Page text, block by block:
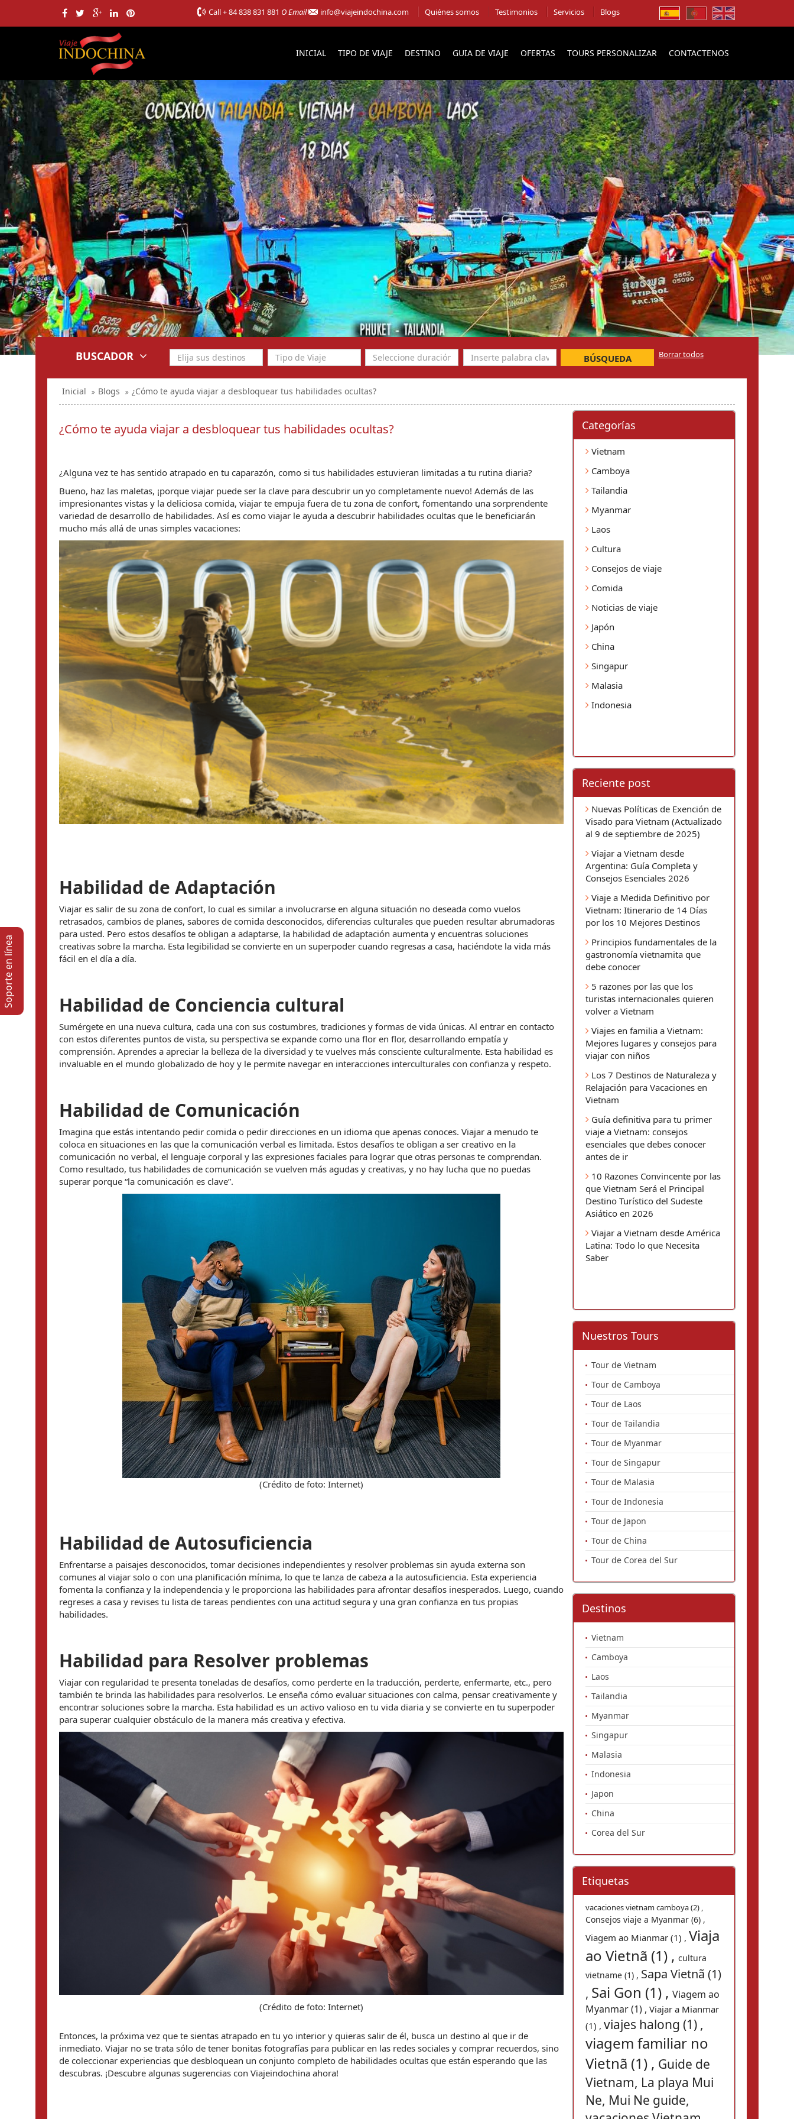
Call+ 84 838 831 881 O Email info@viajeindochina.com Quiénes somos Testimonios Servicios Blogs
INICIAL TIPO DE VIAJE DESTINO GUIA DE VIAJE OFERTAS TOURS PERSONALIZAR CONTACTENOS
BUSCADOR BÚSQUEDA Borrar todos
Inicial Blogs ¿Cómo te ayuda viajar a desbloquear tus habilidades ocultas?
¿Cómo te ayuda viajar a desbloquear tus habilidades ocultas?
¿Alguna vez te has sentido atrapado en tu caparazón, como si tus habilidades estuvieran limitadas a tu rutina diaria?
Bueno, haz las maletas, ¡porque viajar puede ser la clave para descubrir un yo completamente nuevo! Además de las
impresionantes vistas y la deliciosa comida, viajar te empuja fuera de tu zona de confort, fomentando una sorprendente
variedad de desarrollo de habilidades. Así es como viajar le ayuda a descubrir habilidades ocultas que le beneficiarán
mucho más allá de unas simples vacaciones:
Habilidad de Adaptación
Viajar es salir de su zona de confort, lo cual es similar a involucrarse en alguna situación no deseada como vuelos
retrasados, cambios de planes, sabores de comida desconocidos, diferencias culturales que pueden resultar abrumadoras
para usted. Pero estos desafíos te obligan a adaptarse, la habilidad de adaptación aumenta y encuentras soluciones
creativas sobre la marcha. Esta legibilidad se convierte en un superpoder cuando regresas a casa, haciéndote la vida más
fácil en el día a día.
Habilidad de Conciencia cultural
Sumérgete en una nueva cultura, cada una con sus costumbres, tradiciones y formas de vida únicas. Al entrar en contacto
con estos diferentes puntos de vista, su perspectiva se expande como una flor en flor, desarrollando empatía y
comprensión. Aprendes a apreciar la belleza de la diversidad y te vuelves más consciente culturalmente. Esta habilidad es
invaluable en el mundo globalizado de hoy y le permite navegar en interacciones interculturales con confianza y respeto.
Habilidad de Comunicación
Imagina que estás intentando pedir comida o pedir direcciones en un idioma que apenas conoces. Viajar a menudo te
coloca en situaciones en las que la comunicación verbal es limitada. Estos desafíos te obligan a ser creativo en la
comunicación no verbal, el lenguaje corporal y las expresiones faciales para lograr que otras personas te comprendan.
Como resultado, tus habilidades de comunicación se vuelven más agudas y creativas, y no hay lucha que no puedas
superar porque “la comunicación es clave”.
(Crédito de foto: Internet)
Habilidad de Autosuficiencia
Enfrentarse a paisajes desconocidos, tomar decisiones independientes y resolver problemas sin ayuda externa son
comunes al viajar solo o con una planificación mínima, lo que te lanza de cabeza a la autosuficiencia. Esta experiencia
fomenta la confianza y la independencia y le proporciona las habilidades para afrontar desafíos inesperados. Luego, cuando
regreses a casa y revises tu lista de tareas pendientes con una actitud segura y una gran confianza en tus propias
habilidades.
Habilidad para Resolver problemas
Viajar con regularidad te presenta toneladas de desafíos, como perderte en la traducción, perderte, enfermarte, etc., pero
también te brinda las habilidades para resolverlos. Le enseña cómo evaluar situaciones con calma, pensar creativamente y
encontrar soluciones sobre la marcha. Esta habilidad es un activo valioso en tu vida diaria y se convierte en tu superpoder
para superar cualquier obstáculo de la manera más creativa y efectiva.
(Crédito de foto: Internet)
Entonces, la próxima vez que te sientas atrapado en tu yo interior y quieras salir de él, busca un destino al que ir de
inmediato. Viajar no se trata sólo de tener bonitas fotografías para publicar en las redes sociales y comprar recuerdos, sino
de coleccionar experiencias que desbloquean un conjunto completo de habilidades ocultas que están esperando que las
descubras. ¡Descubre algunas sugerencias con Viajeindochina ahora!
Categorí­as
Vietnam
Camboya
Tailandia
Myanmar
Laos
Cultura
Consejos de viaje
Comida
Noticias de viaje
Japón
China
Singapur
Malasia
Indonesia
Reciente post
Nuevas Políticas de Exención de
Visado para Vietnam (Actualizado
al 9 de septiembre de 2025)
Viajar a Vietnam desde
Argentina: Guía Completa y
Consejos Esenciales 2026
Viaje a Medida Definitivo por
Vietnam: Itinerario de 14 Días
por los 10 Mejores Destinos
Principios fundamentales de la
gastronomía vietnamita que
debe conocer
5 razones por las que los
turistas internacionales quieren
volver a Vietnam
Viajes en familia a Vietnam:
Mejores lugares y consejos para
viajar con niños
Los 7 Destinos de Naturaleza y
Relajación para Vacaciones en
Vietnam
Guía definitiva para tu primer
viaje a Vietnam: consejos
esenciales que debes conocer
antes de ir
10 Razones Convincente por las
que Vietnam Será el Principal
Destino Turístico del Sudeste
Asiático en 2026
Viajar a Vietnam desde América
Latina: Todo lo que Necesita
Saber
Nuestros Tours
Tour de Vietnam
Tour de Camboya
Tour de Laos
Tour de Tailandia
Tour de Myanmar
Tour de Singapur
Tour de Malasia
Tour de Indonesia
Tour de Japon
Tour de China
Tour de Corea del Sur
Destinos
Vietnam
Camboya
Laos
Tailandia
Myanmar
Singapur
Malasia
Indonesia
Japon
China
Corea del Sur
Etiquetas
vacaciones vietnam camboya (2) ,
Consejos viaje a Myanmar (6) ,
Viagem ao Mianmar (1) , Viaja
ao Vietnã (1) , cultura
vietname (1) , Sapa Vietnã (1)
, Sai Gon (1) , Viagem ao
Myanmar (1) , Viajar a Mianmar
(1) , viajes halong (1) ,
viagem familiar no
Vietnã (1) , Guide de
Vietnam, La playa Mui
Ne, Mui Ne guide,
Soporte en lí­nea